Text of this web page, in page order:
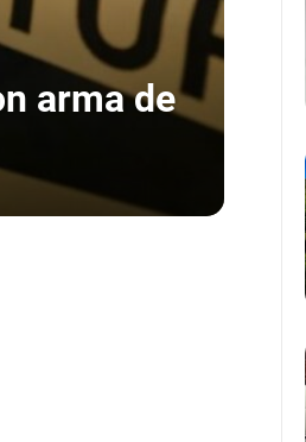
arma de